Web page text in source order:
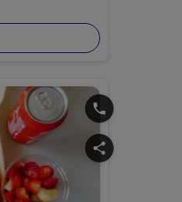
phone
share